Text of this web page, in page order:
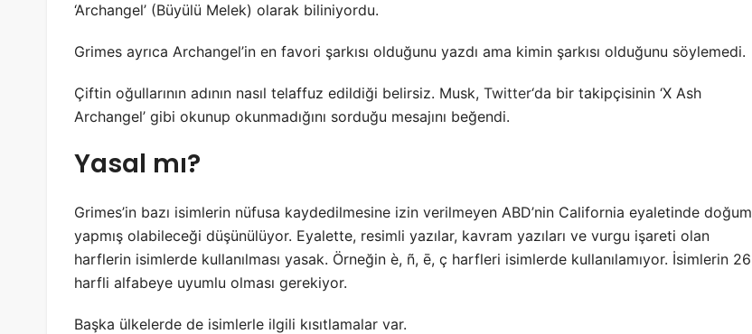
‘Archangel’ (Büyülü Melek) olarak biliniyordu.
Grimes ayrıca Archangel’in en favori şarkısı olduğunu yazdı ama kimin şarkısı olduğunu söylemedi.
Çiftin oğullarının adının nasıl telaffuz edildiği belirsiz. Musk, Twitter‘da bir takipçisinin ‘X Ash
Archangel’ gibi okunup okunmadığını sorduğu mesajını beğendi.
Yasal mı?
Grimes’in bazı isimlerin nüfusa kaydedilmesine izin verilmeyen ABD’nin California eyaletinde doğum
yapmış olabileceği düşünülüyor. Eyalette, resimli yazılar, kavram yazıları ve vurgu işareti olan
harflerin isimlerde kullanılması yasak. Örneğin è, ñ, ē, ç harfleri isimlerde kullanılamıyor. İsimlerin 26
harfli alfabeye uyumlu olması gerekiyor.
Başka ülkelerde de isimlerle ilgili kısıtlamalar var.